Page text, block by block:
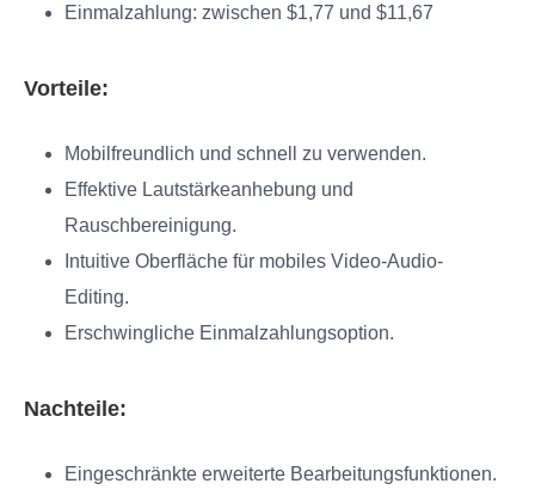
Einmalzahlung: zwischen $1,77 und $11,67
Vorteile:
Mobilfreundlich und schnell zu verwenden.
Effektive Lautstärkeanhebung und
Rauschbereinigung.
Intuitive Oberfläche für mobiles Video-Audio-
Editing.
Erschwingliche Einmalzahlungsoption.
Nachteile:
Eingeschränkte erweiterte Bearbeitungsfunktionen.